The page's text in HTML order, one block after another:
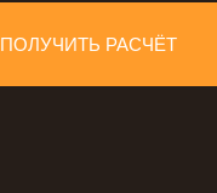
ПОЛУЧИТЬ РАСЧЁТ